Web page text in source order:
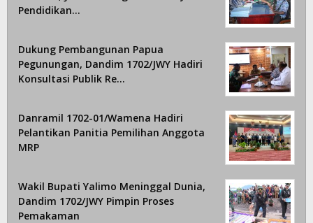
Pendidikan…
Dukung Pembangunan Papua
Pegunungan, Dandim 1702/JWY Hadiri
Konsultasi Publik Re…
Danramil 1702-01/Wamena Hadiri
Pelantikan Panitia Pemilihan Anggota
MRP
Wakil Bupati Yalimo Meninggal Dunia,
Dandim 1702/JWY Pimpin Proses
Pemakaman